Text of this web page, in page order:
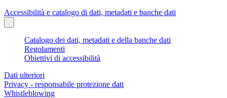
Accessibilità e catalogo di dati, metadati e banche dati
Catalogo dei dati, metadati e della banche dati
Regolamenti
Obiettivi di accessibilità
Dati ulteriori
Privacy - responsabile protezione dati
Whistleblowing